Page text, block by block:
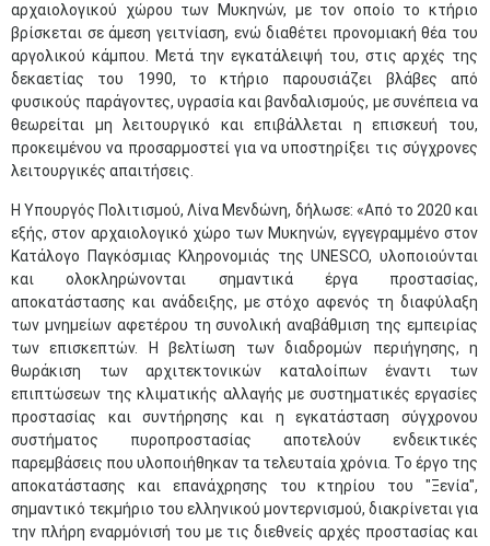
αρχαιολογικού χώρου των Μυκηνών, με τον οποίο το κτήριο
βρίσκεται σε άμεση γειτνίαση, ενώ διαθέτει προνομιακή θέα του
αργολικού κάμπου. Μετά την εγκατάλειψή του, στις αρχές της
δεκαετίας του 1990, το κτήριο παρουσιάζει βλάβες από
φυσικούς παράγοντες, υγρασία και βανδαλισμούς, με συνέπεια να
θεωρείται μη λειτουργικό και επιβάλλεται η επισκευή του,
προκειμένου να προσαρμοστεί για να υποστηρίξει τις σύγχρονες
λειτουργικές απαιτήσεις.
Η Υπουργός Πολιτισμού, Λίνα Μενδώνη, δήλωσε: «Από το 2020 και
εξής, στον αρχαιολογικό χώρο των Μυκηνών, εγγεγραμμένο στον
Κατάλογο Παγκόσμιας Κληρονομιάς της UNESCO, υλοποιούνται
και ολοκληρώνονται σημαντικά έργα προστασίας,
αποκατάστασης και ανάδειξης, με στόχο αφενός τη διαφύλαξη
των μνημείων αφετέρου τη συνολική αναβάθμιση της εμπειρίας
των επισκεπτών. Η βελτίωση των διαδρομών περιήγησης, η
θωράκιση των αρχιτεκτονικών καταλοίπων έναντι των
επιπτώσεων της κλιματικής αλλαγής με συστηματικές εργασίες
προστασίας και συντήρησης και η εγκατάσταση σύγχρονου
συστήματος πυροπροστασίας αποτελούν ενδεικτικές
παρεμβάσεις που υλοποιήθηκαν τα τελευταία χρόνια. Το έργο της
αποκατάστασης και επανάχρησης του κτηρίου του "Ξενία",
σημαντικό τεκμήριο του ελληνικού μοντερνισμού, διακρίνεται για
την πλήρη εναρμόνισή του με τις διεθνείς αρχές προστασίας και